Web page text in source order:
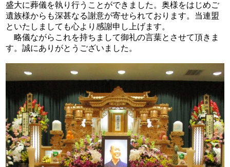
盛大に葬儀を執り行うことができました。奥様をはじめご
遺族様からも深甚なる謝意が寄せられております。当連盟
といたしましても心より感謝申し上げます。
略儀ながらこれを持ちまして御礼の言葉とさせて頂きま
す。誠にありがとうございました。